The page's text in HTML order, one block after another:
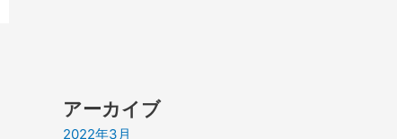
アーカイブ
2022年3月